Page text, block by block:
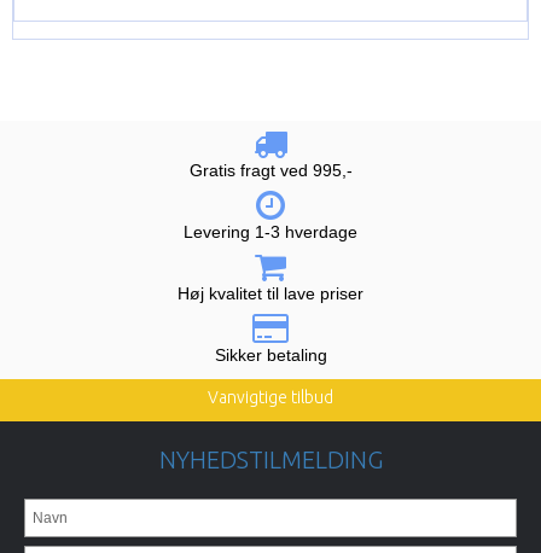
Gratis fragt ved 995,-
Levering 1-3 hverdage
Høj kvalitet til lave priser
Sikker betaling
Vanvigtige tilbud
NYHEDSTILMELDING